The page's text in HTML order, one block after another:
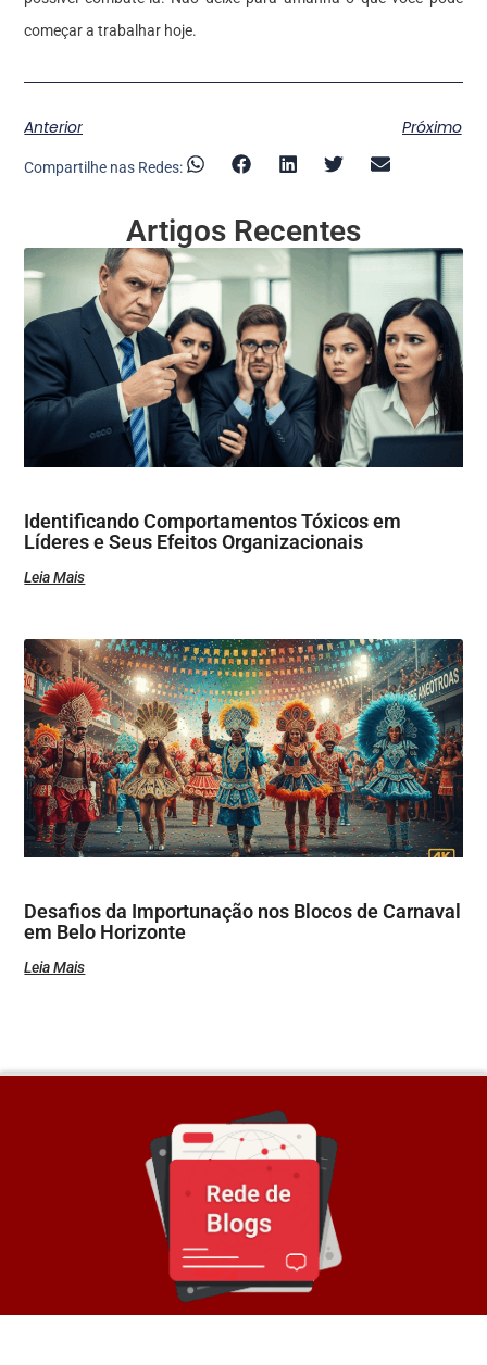
começar a trabalhar hoje.
Anterior Próximo
Compartilhe nas Redes:
Artigos Recentes
Identificando Comportamentos Tóxicos em
Líderes e Seus Efeitos Organizacionais
Leia Mais
Desafios da Importunação nos Blocos de Carnaval
em Belo Horizonte
Leia Mais